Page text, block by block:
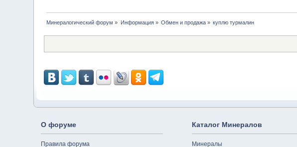
Минералогический форум » Информация» Обмен и продажа » куплю турмалин
О форуме
Правила форума
Каталог Минералов
Минералы